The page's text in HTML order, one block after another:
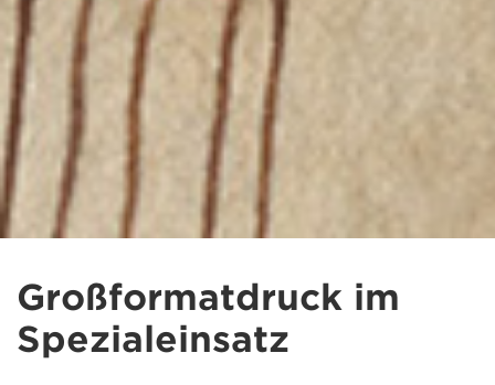
Großformatdruck im
Spezialeinsatz